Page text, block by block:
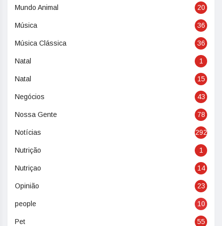
Mundo Animal 20
Música 36
Música Clássica 36
Natal 1
Natal 15
Negócios 43
Nossa Gente 78
Notícias 292
Nutrição 1
Nutriçao 14
Opinião 23
people 10
Pet 55